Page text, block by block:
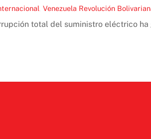
Venezuela Revolución
total del suministro eléctrico